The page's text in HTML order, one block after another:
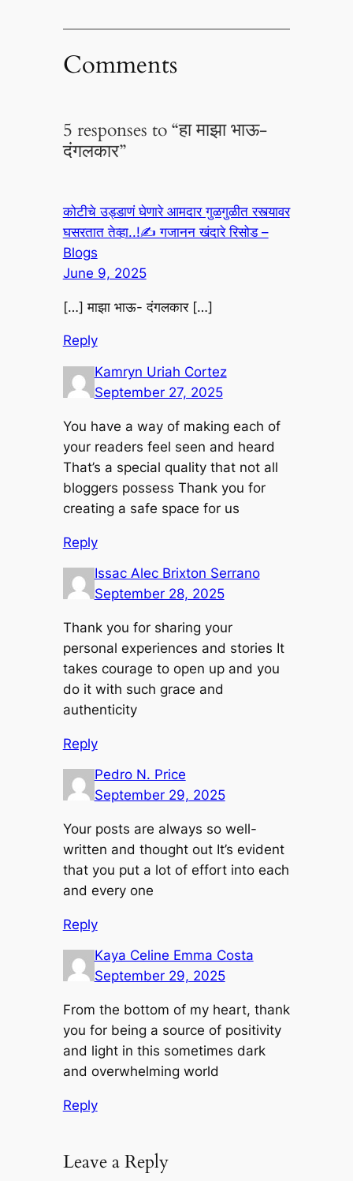
Comments
5 responses to “हा माझा भाऊ-
दंगलकार”
कोटीचे उड्डाणं घेणारे आमदार गुळगुळीत रस्त्यावर
घसरतात तेव्हा..!✍️ गजानन खंदारे रिसोड –
Blogs
June 9, 2025
[…] माझा भाऊ- दंगलकार […]
Reply
Kamryn Uriah Cortez
September 27, 2025
You have a way of making each of
your readers feel seen and heard
That’s a special quality that not all
bloggers possess Thank you for
creating a safe space for us
Reply
Issac Alec Brixton Serrano
September 28, 2025
Thank you for sharing your
personal experiences and stories It
takes courage to open up and you
do it with such grace and
authenticity
Reply
Pedro N. Price
September 29, 2025
Your posts are always so well-
written and thought out It’s evident
that you put a lot of effort into each
and every one
Reply
Kaya Celine Emma Costa
September 29, 2025
From the bottom of my heart, thank
you for being a source of positivity
and light in this sometimes dark
and overwhelming world
Reply
Leave a Reply